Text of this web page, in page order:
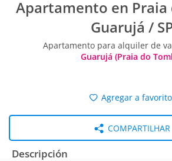
Apartamento en Praia
Guarujá /
Apartamento para alquiler de
Guarujá (Praia do
Agregar a
COMPARTILHAR
Descripción